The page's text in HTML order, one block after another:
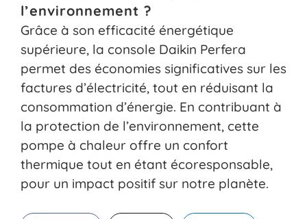
l’environnement ?
Grâce à son efficacité énergétique
supérieure, la console Daikin Perfera
permet des économies significatives sur les
factures d’électricité, tout en réduisant la
consommation d’énergie. En contribuant à
la protection de l’environnement, cette
pompe à chaleur offre un confort
thermique tout en étant écoresponsable,
pour un impact positif sur notre planète.